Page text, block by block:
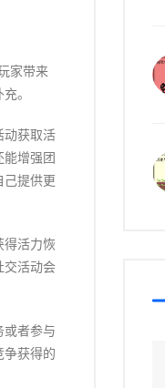
家带来
。
动获取活
增强团
己提供更
得活力恢
交活动会
或者参与
争获得的